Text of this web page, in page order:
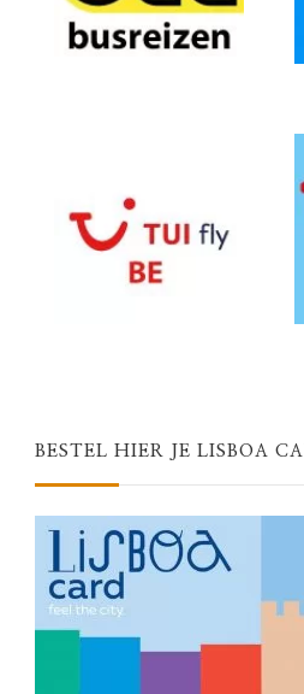
BESTEL HIER JE LISBOA